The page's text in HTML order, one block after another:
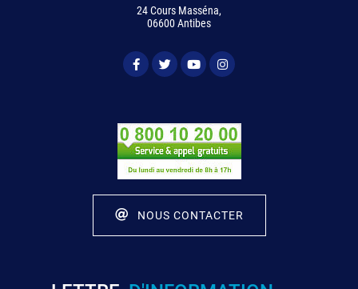
24 Cours Masséna,
06600 Antibes
NOUS CONTACTER